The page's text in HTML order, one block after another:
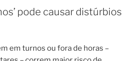
pode causar distúrbios
em turnos ou fora de horas –